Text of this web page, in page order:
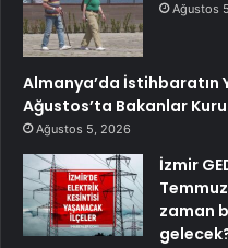
Ağustos
Almanya’da İstihbaratın
Ağustos’ta Bakanlar
Ağustos 5, 2026
İzmir
zaman